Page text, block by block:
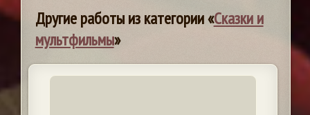
Другие работы из категории «Сказки и
мультфильмы»